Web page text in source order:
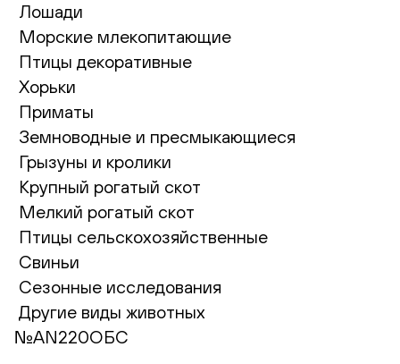
Лошади
Морские млекопитающие
Птицы декоративные
Хорьки
Приматы
Земноводные и пресмыкающиеся
Грызуны и кролики
Крупный рогатый скот
Мелкий рогатый скот
Птицы сельскохозяйственные
Свиньи
Сезонные исследования
Другие виды животных
№AN220ОБС